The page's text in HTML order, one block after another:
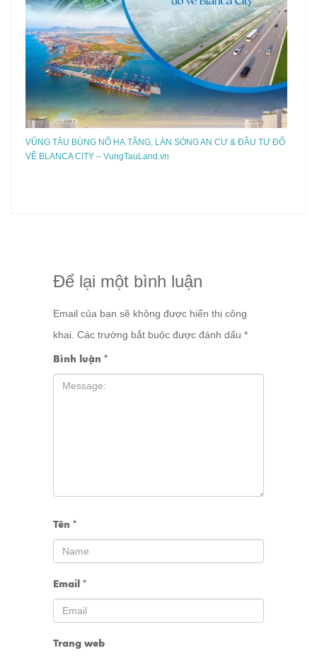
VŨNG TÀU BÙNG NỔ HẠ TẦNG, LÀN SÓNG AN CƯ & ĐẦU TƯ ĐỔ
VỀ BLANCA CITY – VungTauLand.vn
Để lại một bình luận
Email của bạn sẽ không được hiển thị công
khai. Các trường bắt buộc được đánh dấu *
Bình luận *
Tên *
Email *
Trang web